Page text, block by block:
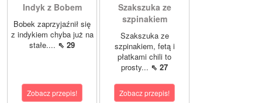
Indyk z Bobem
Bobek zaprzyjaźnił się
z indykiem chyba już na
stałe.... ⇖ 29
Zobacz przepis!
Szakszuka ze
szpinakiem
Szakszuka ze
szpinakiem, fetą i
płatkami chili to
prosty... ⇖ 27
Zobacz przepis!